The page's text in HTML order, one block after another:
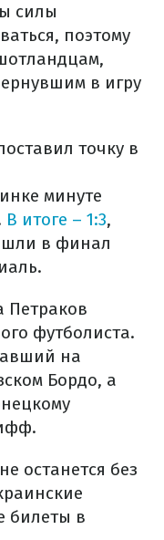
силы
поэтому
в игру
точку в
минуте
В итоге – 1:3,
в финал
Петраков
футболиста.
на
Бордо, а
останется без
билеты в